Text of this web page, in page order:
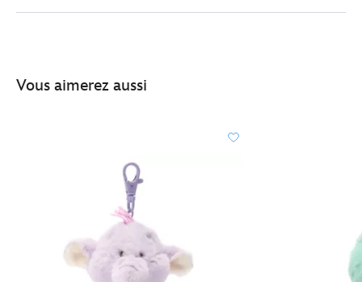
oreilles-
415161071828.html
http://schema.org/InStock
Vous aimerez aussi